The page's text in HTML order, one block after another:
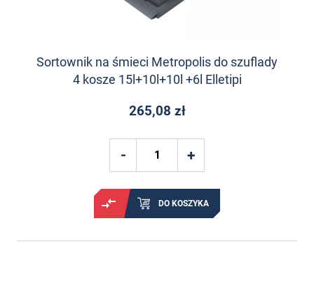
Sortownik na śmieci Metropolis do szuflady
4 kosze 15l+10l+10l +6l Elletipi
265,08 zł
DO KOSZYKA